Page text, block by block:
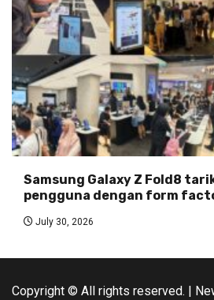
Samsung Galaxy Z Fold8
pengguna dengan form
July 30, 2026
Copyright © All rights reserved.